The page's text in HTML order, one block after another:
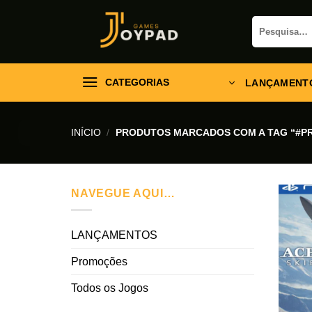
Pesquisar
por:
CATEGORIAS
INÍCIO / PRODUTOS MARCADOS COM A TAG
NAVEGUE AQUI…
LANÇAMENTOS
Promoções
Todos os Jogos